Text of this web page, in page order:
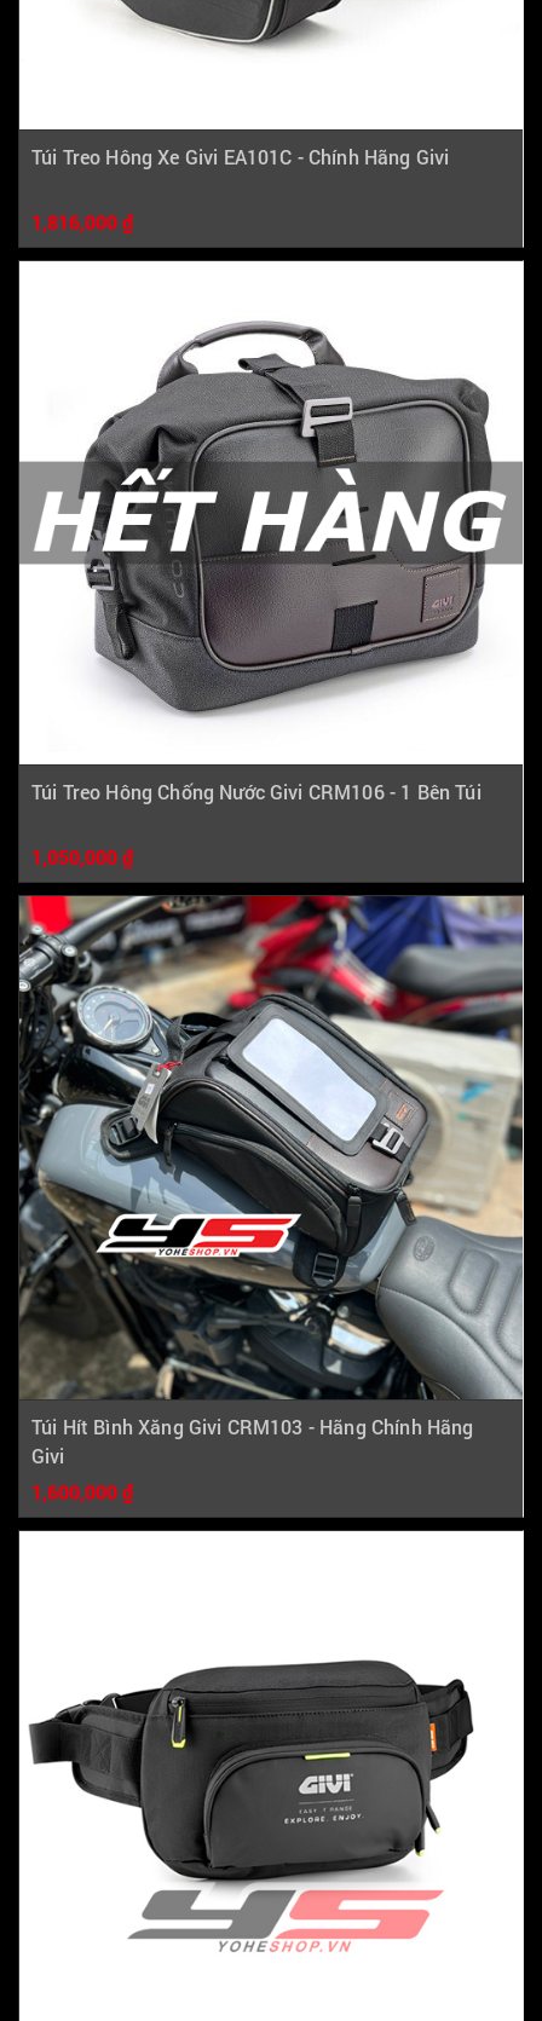
Túi Treo Hông Xe Givi EA101C - Chính Hãng Givi
1,816,000 ₫
Túi Treo Hông Chống Nước Givi CRM106 - 1 Bên Túi
1,050,000 ₫
Túi Hít Bình Xăng Givi CRM103 - Hãng Chính Hãng
Givi
1,600,000 ₫